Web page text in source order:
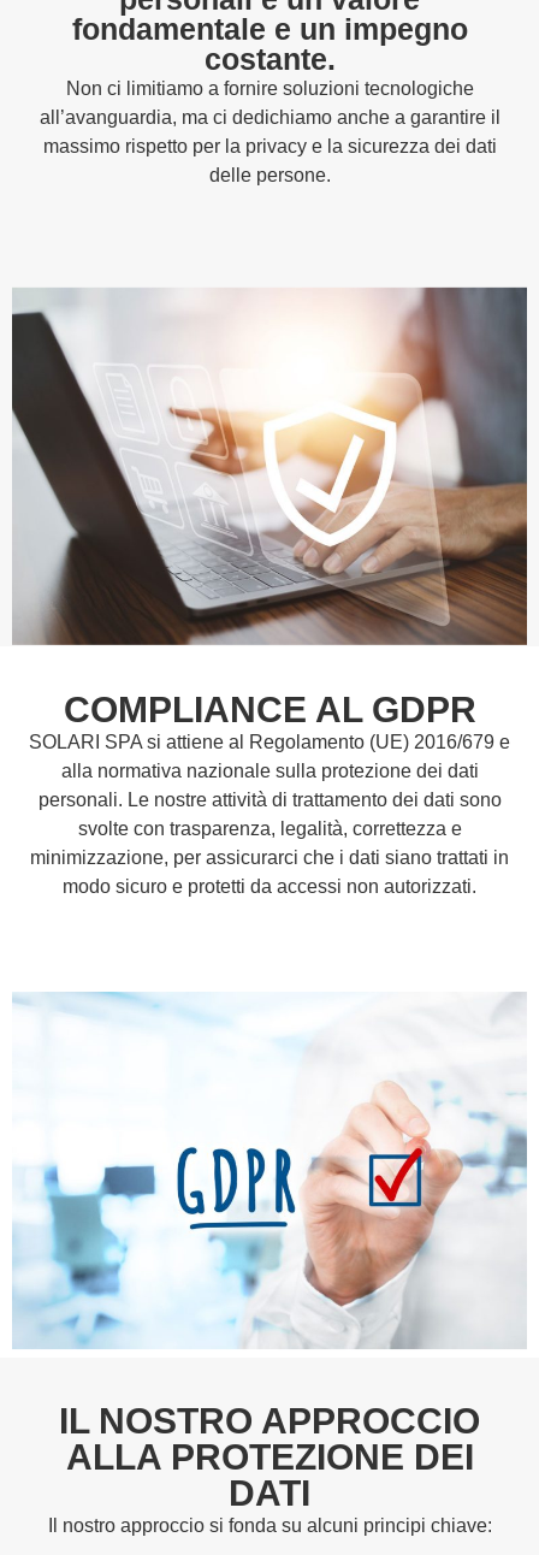
fondamentale e un impegno
costante.
Non ci limitiamo a fornire soluzioni tecnologiche
all’avanguardia, ma ci dedichiamo anche a garantire il
massimo rispetto per la privacy e la sicurezza dei dati
delle persone.
COMPLIANCE AL GDPR
SOLARI SPA si attiene al Regolamento (UE) 2016/679 e
alla normativa nazionale sulla protezione dei dati
personali. Le nostre attività di trattamento dei dati sono
svolte con trasparenza, legalità, correttezza e
minimizzazione, per assicurarci che i dati siano trattati in
modo sicuro e protetti da accessi non autorizzati.
IL NOSTRO APPROCCIO
ALLA PROTEZIONE DEI
DATI
Il nostro approccio si fonda su alcuni principi chiave: